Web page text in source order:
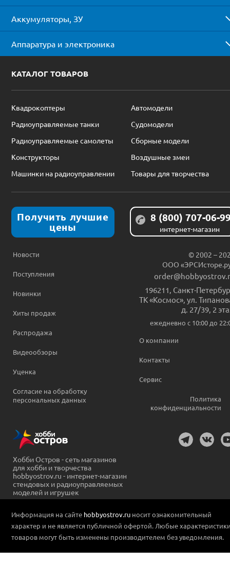
Аккумуляторы, ЗУ
Аппаратура и электроника
КАТАЛОГ ТОВАРОВ
Квадрокоптеры
Автомодели
Радиоуправляемые танки
Судомодели
Радиоуправляемые самолеты
Сборные модели
Конструкторы
Воздушные змеи
Машинки на радиоуправлении
Товары для творчества
Получить лучшие
цены
8 (800) 707-06-
интернет-магазин
Новости
Поступления
Новинки
Хиты продаж
Распродажа
Видеообзоры
Уценка
Согласие на обработку
персональных данных
© 2002 –
ООО
196211 Санкт-
ТК «Космос», ул.
д. 27/39, 2
ежедневно c 10:00 до
О компании
Контакты
Сервис
Политика
конфиденциальности
Хобби Остров - сеть магазинов
для хобби и творчества
hobbyostrov.ru - интернет-магазин
стендовых и радиоуправляемых
моделей и игрушек
Информация на сайте hobbyostrov.ru носит ознакомительный
характер и не является публичной офертой. Любые
товаров могут быть изменены производителем без уведомления.